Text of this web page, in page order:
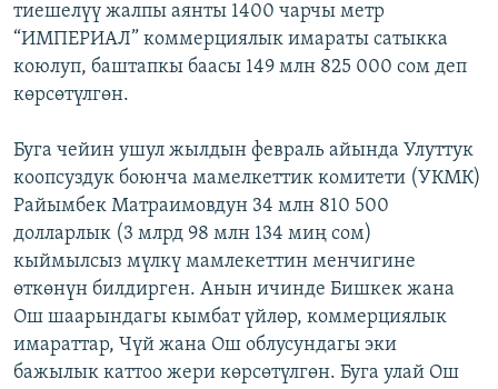
тиешелүү жалпы аянты 1400 чарчы метр
“ИМПЕРИАЛ” коммерциялык имараты сатыкка
коюлуп, баштапкы баасы 149 млн 825 000 сом деп
көрсөтүлгөн.
Буга чейин ушул жылдын февраль айында Улуттук
коопсуздук боюнча мамелкеттик комитети (УКМК)
Райымбек Матраимовдун 34 млн 810 500
долларлык (3 млрд 98 млн 134 миң сом)
кыймылсыз мүлкү мамлекеттин менчигине
өткөнүн билдирген. Анын ичинде Бишкек жана
Ош шаарындагы кымбат үйлөр, коммерциялык
имараттар, Чүй жана Ош облусундагы эки
бажылык каттоо жери көрсөтүлгөн. Буга улай Ош